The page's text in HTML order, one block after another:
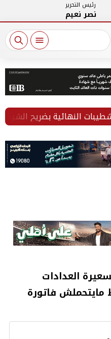
رئيس التحرير
نصر نعيم
النهائية بضريح الشيخ
العدادات
مايتحملش فاتورة